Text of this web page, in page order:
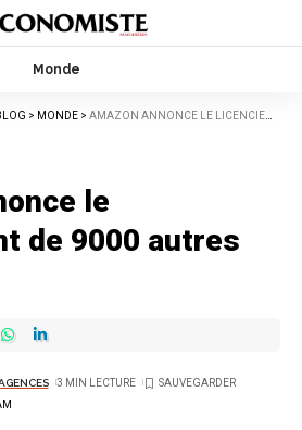
Monde
> MONDE > AMAZON ANNONCE LE LICENCIEMENT DE 9000 AUTRES EMPLOYÉS
le
de 9000 autres
3 MIN LECTURE